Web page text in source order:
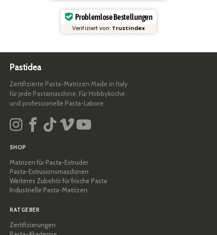
Problemlose Bestellungen
Verifiziert von: Trustindex
Pastidea
Zertifizierte Pasta-Matrizen Made in Italy
für jede Pastamaschine. Für Hobbyköche
und professionelle Pasta-Labore.
SHOP
Matrizen für Pasta-Extruder
Pasta-Extrusionsmaschinen
Weiteres Zubehör für frische Pasta
Industrielle Pasta-Matrizen
RATGEBER
Zertifizierungen